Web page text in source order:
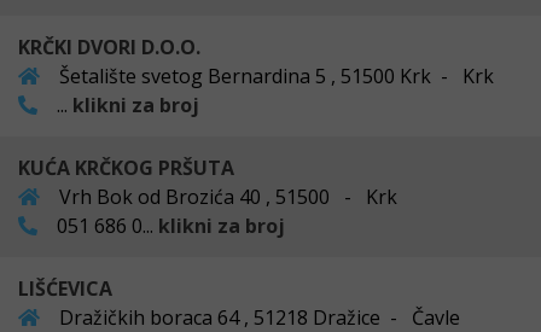
KRČKI DVORI D.O.O.
Šetalište svetog Bernardina 5 , 51500 Krk - Krk
... klikni za broj
KUĆA KRČKOG PRŠUTA
Vrh Bok od Brozića 40 , 51500 - Krk
051 686 0... klikni za broj
LIŠĆEVICA
Dražičkih boraca 64 , 51218 Dražice - Čavle